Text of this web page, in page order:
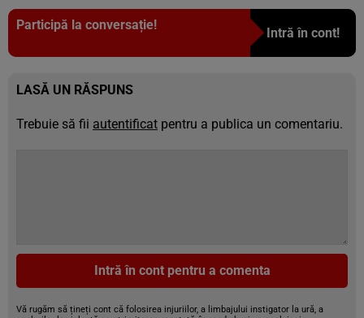
Participă la conversație!
Intră în cont!
LASĂ UN RĂSPUNS
Trebuie să fii autentificat pentru a publica un comentariu.
Intră în cont pentru a comenta
Vă rugăm să țineți cont că folosirea injuriilor, a limbajului instigator la ură, a